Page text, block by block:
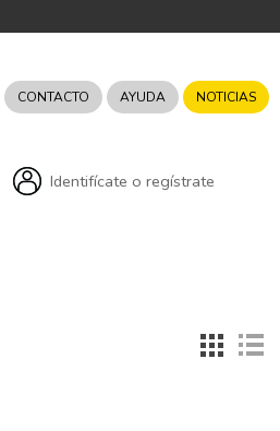
CONTACTO AYUDA NOTICIAS
Identifícate o regístrate